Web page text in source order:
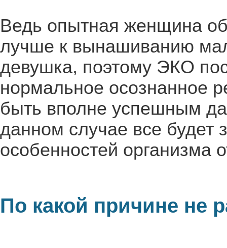
Ведь опытная женщина
лучше к вынашиванию
девушка, поэтому ЭКО
нормальное осознанное
быть вполне успешным
данном случае все будет
особенностей организма
По какой причине не